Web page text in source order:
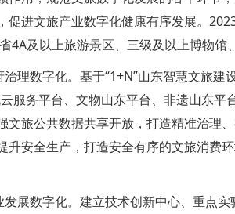
促进文旅产业数字化健康有序发展。
4A及以上旅游景区、三级及以上博物馆
理数字化。基于“1+N”山东智慧文旅
服务平台、文物山东平台、非遗山东
文旅公共数据共享开放，打造精准治理
升安全生产，打造安全有序的文旅消费
展数字化。建立技术创新中心、重点